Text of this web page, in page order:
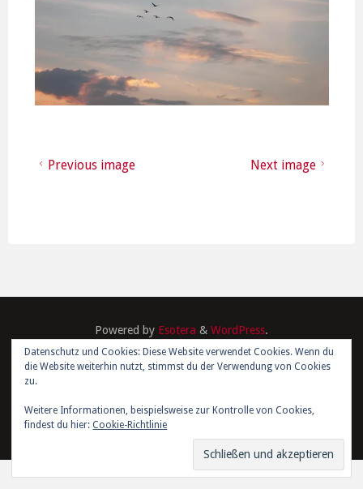
Previous image Next image
Powered by Esotera & WordPress.
©2026 Kim Joris Boström
Datenschutz und Cookies: Diese Website verwendet Cookies. Wenn du
die Website weiterhin nutzt, stimmst du der Verwendung von Cookies
zu.
Weitere Informationen, beispielsweise zur Kontrolle von Cookies,
findest du hier:Cookie-Richtlinie